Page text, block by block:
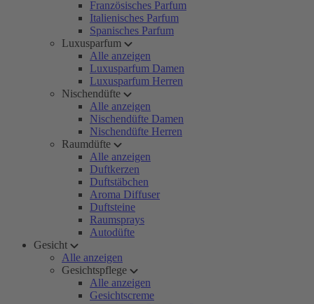
Französisches Parfum
Italienisches Parfum
Spanisches Parfum
Luxusparfum
Alle anzeigen
Luxusparfum Damen
Luxusparfum Herren
Nischendüfte
Alle anzeigen
Nischendüfte Damen
Nischendüfte Herren
Raumdüfte
Alle anzeigen
Duftkerzen
Duftstäbchen
Aroma Diffuser
Duftsteine
Raumsprays
Autodüfte
Gesicht
Alle anzeigen
Gesichtspflege
Alle anzeigen
Gesichtscreme